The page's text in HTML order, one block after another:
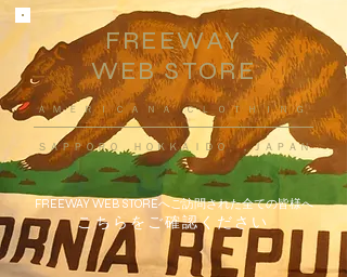
FREEWAY
WEB STORE
​ＡＭＥＲＩＣＡＮＡ ＣＬＯＴＨＩＮＧ
ＳＡＰＰＯＲＯ ＨＯＫＫＡＩＤＯ ，ＪＡＰＡＮ
FREEWAY WEB STOREへご訪問された全ての皆様へ
こちらをご確認ください